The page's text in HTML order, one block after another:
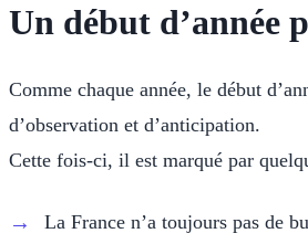
Un début d’année
Comme chaque année, le début
d’observation et d’anticipation.
Cette fois-ci, il est marqué par
La France n’a toujours pas de